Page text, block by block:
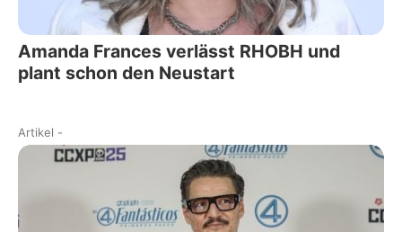
Amanda Frances verlässt RHOBH und
plant schon den Neustart
Artikel -